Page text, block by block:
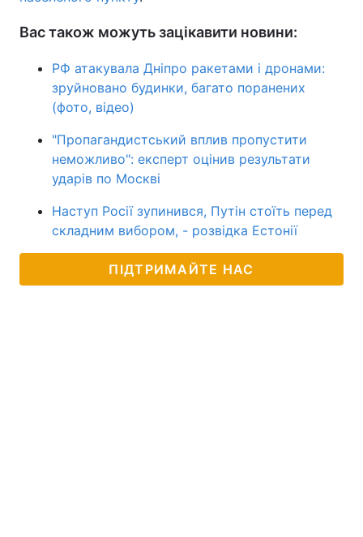
Вас також можуть зацікавити новини:
РФ атакувала Дніпро ракетами і дронами:
зруйновано будинки, багато поранених
(фото, відео)
"Пропагандистський вплив пропустити
неможливо": експерт оцінив результати
ударів по Москві
Наступ Росії зупинився, Путін стоїть перед
складним вибором, - розвідка Естонії
ПІДТРИМАЙТЕ НАС